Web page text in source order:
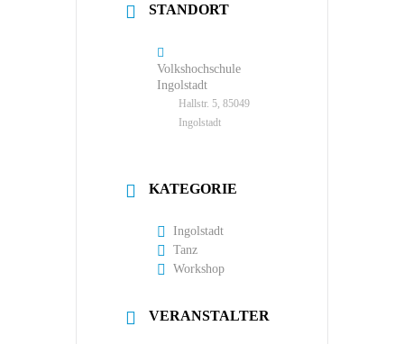
STANDORT
Volkshochschule
Ingolstadt
Hallstr. 5, 85049
Ingolstadt
KATEGORIE
Ingolstadt
Tanz
Workshop
VERANSTALTER